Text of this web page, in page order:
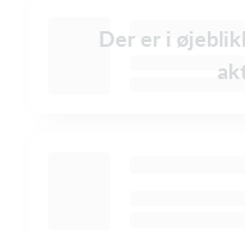
Der er i